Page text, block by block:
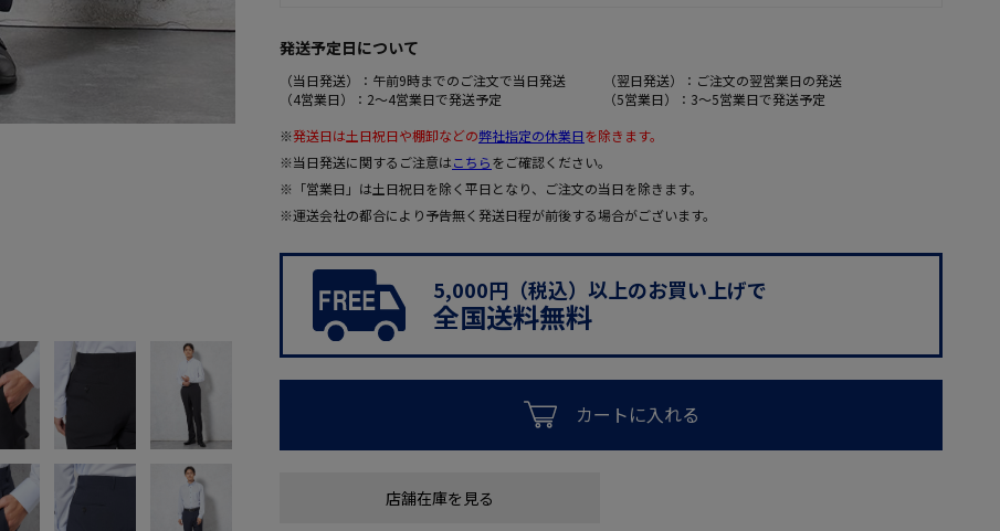
発送予定日について
（当日発送）：午前9時までのご注文で当日発送
（翌日発送）：ご注文の翌営業日の発送
（4営業日）：2～4営業日で発送予定
（5営業日）：3～5営業日で発送予定
※発送日は土日祝日や棚卸などの弊社指定の休業日を除きます。
※当日発送に関するご注意はこちらをご確認ください。
※「営業日」は土日祝日を除く平日となり、ご注文の当日を除きます。
※運送会社の都合により予告無く発送日程が前後する場合がございます。
5,000円（税込）以上のお買い上げで
全国送料無料
カートに入れる
店舗在庫を見る